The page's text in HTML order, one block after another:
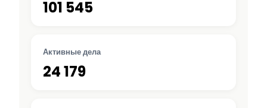
101 545
Активные дела
24 179